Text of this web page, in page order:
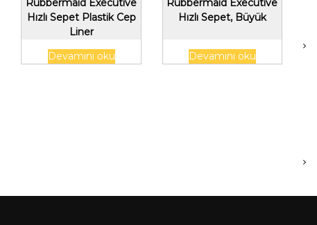
Rubbermaid Executive
Hızlı Sepet Plastik Cep
Liner
Devamını oku
Rubbermaid Executive
Hızlı Sepet, Büyük
Devamını oku